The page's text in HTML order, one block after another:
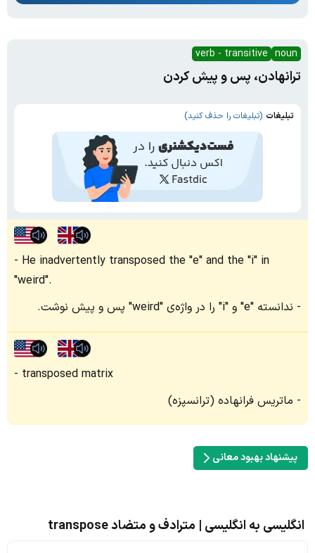
noun
verb - transitive
ترانهادن، پس و پیش کردن
تبلیغات (تبلیغات را حذف کنید)
He inadvertently transposed the "e" and the "i" in
"weird".
ندانسته "e" و "i" را در واژه‌ی "weird" پس و پیش نوشت.
transposed matrix
ماتریس فرانهاده (ترانسپزه)
پیشنهاد بهبود معانی
انگلیسی به انگلیسی | مترادف و متضاد transpose